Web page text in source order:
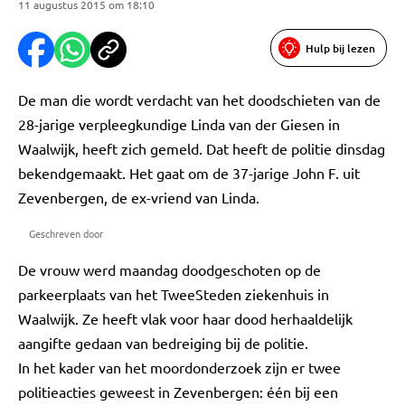
11 augustus 2015 om 18:10
Hulp bij lezen
De man die wordt verdacht van het doodschieten van de
28-jarige verpleegkundige Linda van der Giesen in
Waalwijk, heeft zich gemeld. Dat heeft de politie dinsdag
bekendgemaakt. Het gaat om de 37-jarige John F. uit
Zevenbergen, de ex-vriend van Linda.
Geschreven door
De vrouw werd maandag doodgeschoten op de
parkeerplaats van het TweeSteden ziekenhuis in
Waalwijk. Ze heeft vlak voor haar dood herhaaldelijk
aangifte gedaan van bedreiging bij de politie.
In het kader van het moordonderzoek zijn er twee
politieacties geweest in Zevenbergen: één bij een